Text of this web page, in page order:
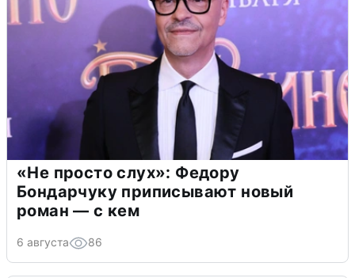
«Не просто слух»: Федору
Бондарчуку приписывают новый
роман — с кем
6 августа 86